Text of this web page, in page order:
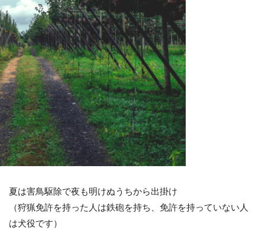
夏は害鳥駆除で夜も明けぬうちから出掛け
（狩猟免許を持った人は鉄砲を持ち、免許を持っていない人
は犬役です）